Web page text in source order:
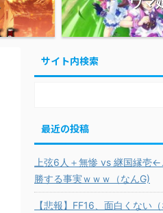
サイト内検索
最近の投稿
上弦6人＋無惨 vs 継国縁壱
勝する事実ｗｗｗ（なんG)
【悲報】FF16、面白くない（